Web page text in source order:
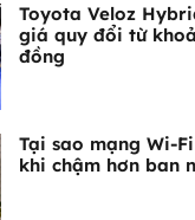
Toyota Veloz
giá quy đổi từ
đồng
Tại sao mạng Wi-
khi chậm hơn ban